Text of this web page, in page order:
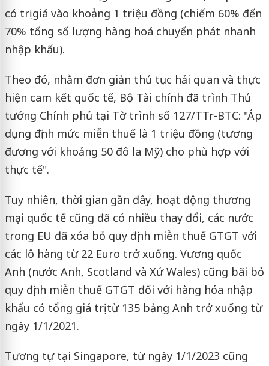
có trị giá vào khoảng 1 triệu đồng (chiếm 60% đến
70% tổng số lượng hàng hoá chuyển phát nhanh
nhập khẩu).
Theo đó, nhằm đơn giản thủ tục hải quan và thực
hiện cam kết quốc tế, Bộ Tài chính đã trình Thủ
tướng Chính phủ tại Tờ trình số 127/TTr-BTC: "Áp
dụng định mức miễn thuế là 1 triệu đồng (tương
đương với khoảng 50 đô la Mỹ) cho phù hợp với
thực tế".
Tuy nhiên, thời gian gần đây, hoạt động thương
mại quốc tế cũng đã có nhiều thay đổi, các nước
trong EU đã xóa bỏ quy định miễn thuế GTGT với
các lô hàng từ 22 Euro trở xuống. Vương quốc
Anh (nước Anh, Scotland và Xứ Wales) cũng bãi bỏ
quy định miễn thuế GTGT đối với hàng hóa nhập
khẩu có tổng giá trị từ 135 bảng Anh trở xuống từ
ngày 1/1/2021.
Tương tự tại Singapore, từ ngày 1/1/2023 cũng